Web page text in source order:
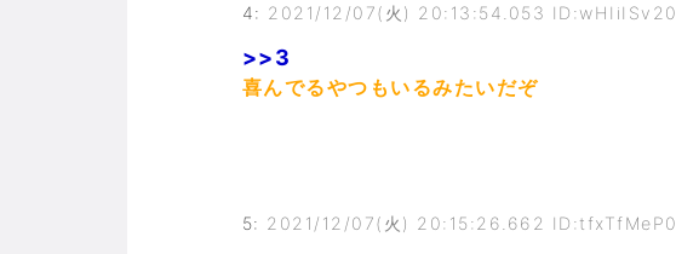
4: 2021/12/07(火) 20:13:54.053 ID:wHIiISv20
>>3
喜んでるやつもいるみたいだぞ
5: 2021/12/07(火) 20:15:26.662 ID:tfxTfMeP0